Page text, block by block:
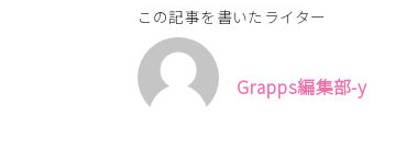
この記事を書いたライター
Grapps編集部-y